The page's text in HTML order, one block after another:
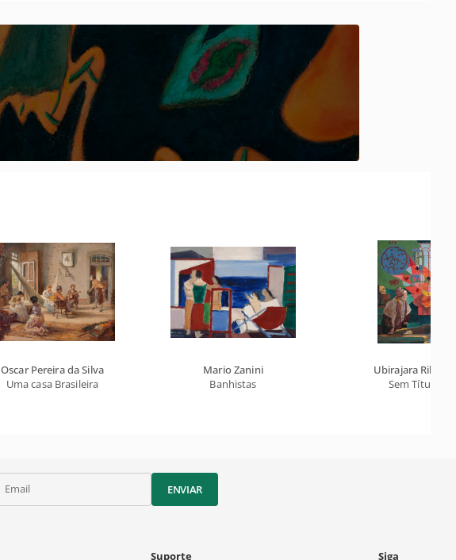
Oscar Pereira da Silva
Uma casa Brasileira
Mario Zanini
Banhistas
Ubirajara Ribeiro
Sem Título
Email ENVIAR
Suporte Siga